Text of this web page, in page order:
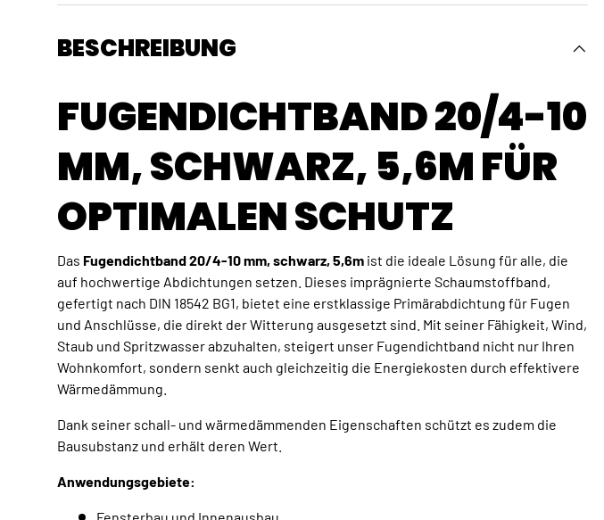
BESCHREIBUNG
FUGENDICHTBAND 20/4-10
MM, SCHWARZ, 5,6M FÜR
OPTIMALEN SCHUTZ
Das Fugendichtband 20/4-10 mm, schwarz, 5,6m ist die ideale Lösung für alle, die
auf hochwertige Abdichtungen setzen. Dieses imprägnierte Schaumstoffband,
gefertigt nach DIN 18542 BG1, bietet eine erstklassige Primärabdichtung für Fugen
und Anschlüsse, die direkt der Witterung ausgesetzt sind. Mit seiner Fähigkeit, Wind,
Staub und Spritzwasser abzuhalten, steigert unser Fugendichtband nicht nur Ihren
Wohnkomfort, sondern senkt auch gleichzeitig die Energiekosten durch effektivere
Wärmedämmung.
Dank seiner schall- und wärmedämmenden Eigenschaften schützt es zudem die
Bausubstanz und erhält deren Wert.
Anwendungsgebiete: